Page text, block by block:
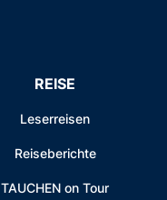
REISE
Leserreisen
Reiseberichte
TAUCHEN on Tour